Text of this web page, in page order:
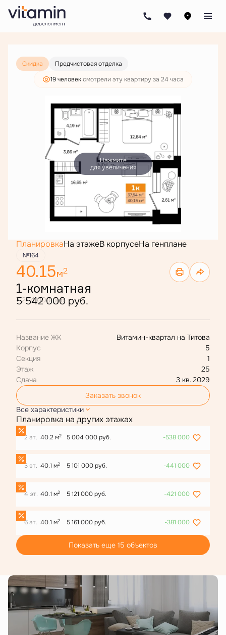
1-комнатная 7 244 000 руб.
5 542 000 руб.
Скидка
Предчистовая отделка
19 человексмотрели эту квартиру за 24 часа
Нажмите
для увеличения
ПланировкаНа этажеВ корпусеНа генплане
№164
40.15м2
1-комнатная
7 244 000 руб.
5 542 000 руб.
Название ЖК
Витамин-квартал на Титова
Корпус
5
Секция
1
Этаж
25
Сдача
3 кв. 2029
Заказать звонок
Все характеристики
Планировка на других этажах
2 эт. 40.2 м2 5 004 000 руб. -538 000
3 эт. 40.1 м2 5 101 000 руб. -441 000
4 эт. 40.1 м2 5 121 000 руб. -421 000
6 эт. 40.1 м2 5 161 000 руб. -381 000
Показать еще 15 объектов